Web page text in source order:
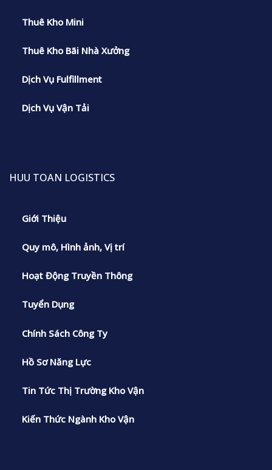
Thuê Kho Mini
Thuê Kho Bãi Nhà Xưởng
Dịch Vụ Fulfillment
Dịch Vụ Vận Tải
HUU TOAN LOGISTICS
Giới Thiệu
Quy mô, Hình ảnh, Vị trí
Hoạt Động Truyền Thông
Tuyển Dụng
Chính Sách Công Ty
Hồ Sơ Năng Lực
Tin Tức Thị Trường Kho Vận
Kiến Thức Ngành Kho Vận